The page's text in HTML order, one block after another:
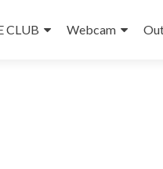
CLUB Webcam